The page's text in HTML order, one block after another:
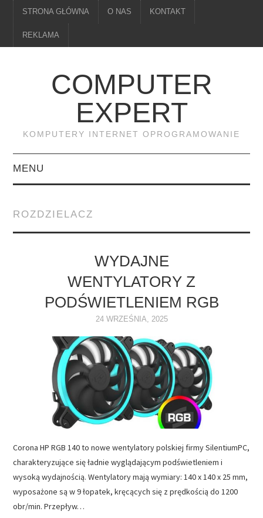
STRONA GŁÓWNA O NAS KONTAKT
REKLAMA
COMPUTER
EXPERT
KOMPUTERY INTERNET OPROGRAMOWANIE
MENU
OPROGRAMOWANIE
INTERNET
ROZDZIELACZ
WYDAJNE
WENTYLATORY Z
PODŚWIETLENIEM RGB
24 WRZEŚNIA, 2025
Corona HP RGB 140 to nowe wentylatory polskiej firmy SilentiumPC,
charakteryzujące się ładnie wyglądającym podświetleniem i
wysoką wydajnością. Wentylatory mają wymiary: 140 x 140 x 25 mm,
wyposażone są w 9 łopatek, kręcących się z prędkością do 1200
obr/min. Przepływ…